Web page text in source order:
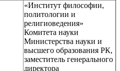
«Институт философии,
политологии и
религиоведения»
Комитета науки
Министерства науки и
высшего образования РК,
заместитель генерального
директора